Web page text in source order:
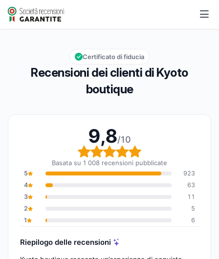
Kyoto boutique
Valutazione globale: 9,8 su 10
9,8/10
Recensioni dei clienti di Kyoto
boutique
Certificato di fiducia
9,8/10
Valutazione globale:
Basata su 1 008 recensioni pubblicate
5
923
4
63
3
11
2
5
1
6
Riepilogo delle recensioni